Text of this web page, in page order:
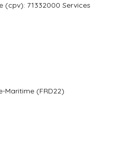
(cpv): 71332000 Services
Maritime (FRD22)